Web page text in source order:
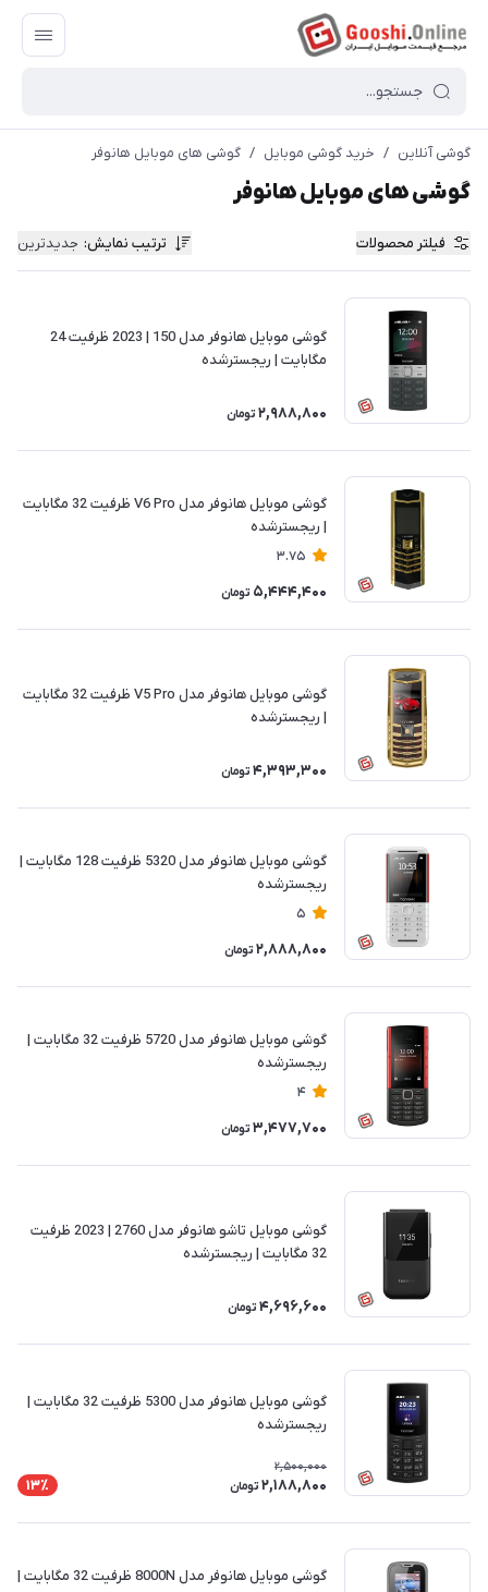
گوشی آنلاین / خرید گوشی موبایل / گوشی های موبایل هانوفر
گوشی های موبایل هانوفر
فیلتر محصولات ترتیب نمایش: جدیدترین
گوشی موبایل هانوفر مدل 150 | 2023 ظرفیت 24
مگابایت | ریجسترشده
2,988,800 تومان
گوشی موبایل هانوفر مدل V6 Pro ظرفیت 32 مگابایت
| ریجسترشده
3.75
5,444,400 تومان
گوشی موبایل هانوفر مدل V5 Pro ظرفیت 32 مگابایت
| ریجسترشده
4,393,300 تومان
گوشی موبایل هانوفر مدل 5320 ظرفیت 128 مگابایت |
ریجسترشده
5
2,888,800 تومان
گوشی موبایل هانوفر مدل 5720 ظرفیت 32 مگابایت |
ریجسترشده
4
3,477,700 تومان
گوشی موبایل تاشو هانوفر مدل 2760 | 2023 ظرفیت
32 مگابایت | ریجسترشده
4,696,600 تومان
گوشی موبایل هانوفر مدل 5300 ظرفیت 32 مگابایت |
ریجسترشده
2,500,000
2,188,800 تومان 13٪
گوشی موبایل هانوفر مدل 8000N ظرفیت 32 مگابایت |